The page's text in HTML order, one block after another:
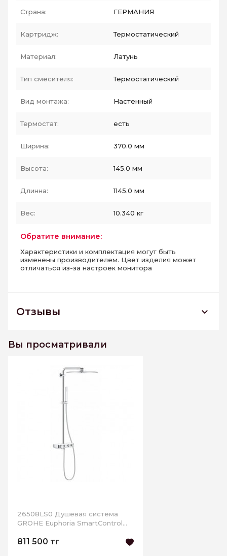
Страна: ГЕРМАНИЯ
Картридж: Термостатический
Материал: Латунь
Тип смесителя: Термостатический
Вид монтажа: Настенный
Термостат: есть
Ширина: 370.0 мм
Высота: 145.0 мм
Длинна: 1145.0 мм
Вес: 10.340 кг
Обратите внимание:
Характеристики и комплектация могут быть
изменены производителем. Цвет изделия может
отличаться из-за настроек монитора
Отзывы
SmartControl 310 DUO Cube с термостатом,
белая луна
К этому товару еще нет отзывов. Будьте первым
Написать отзыв
Вы просматривали
26508LS0 Душевая система
GROHE Euphoria SmartControl
белая луна
811 500 тг